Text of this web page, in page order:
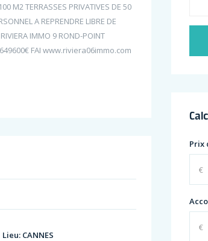
M2 TERRASSES PRIVATIVES DE 50
A REPRENDRE LIBRE DE
RIVIERA IMMO 9 ROND-POINT
649600€ FAI www.riviera06immo.com
Lieu: CANNES
Prix